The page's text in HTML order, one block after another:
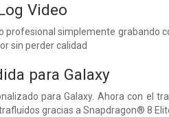
Video
profesional simplemente grabando
sin perder calidad
para Galaxy
para Galaxy. Ahora con el
gracias a Snapdragon® 8